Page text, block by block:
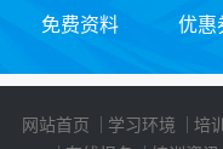
免费资料 优惠
网站首页 学习环境 培